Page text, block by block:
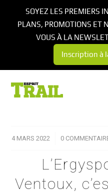
4 MARS 2022
/ 0 /
Ventoux,
SOYEZ LES PREMIERS
PLANS, PROMOTIONS ET
VOUS À LA
Inscription à